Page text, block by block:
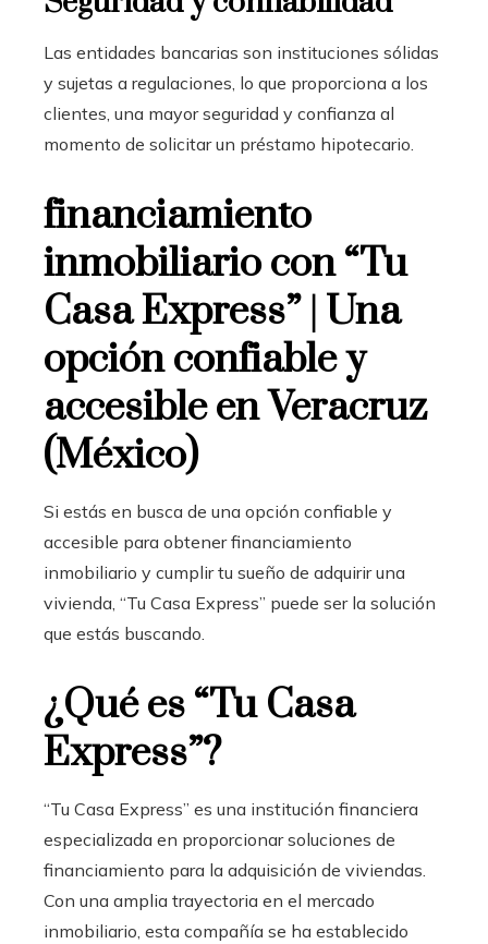
Las entidades bancarias son instituciones sólidas
y sujetas a regulaciones, lo que proporciona a los
clientes, una mayor seguridad y confianza al
momento de solicitar un préstamo hipotecario.
financiamiento
inmobiliario con “Tu
Casa Express” | Una
opción confiable y
accesible en Veracruz
(México)
Si estás en busca de una opción confiable y
accesible para obtener financiamiento
inmobiliario y cumplir tu sueño de adquirir una
vivienda, “Tu Casa Express” puede ser la solución
que estás buscando.
¿Qué es “Tu Casa
Express”?
“Tu Casa Express” es una institución financiera
especializada en proporcionar soluciones de
financiamiento para la adquisición de viviendas.
Con una amplia trayectoria en el mercado
inmobiliario, esta compañía se ha establecido